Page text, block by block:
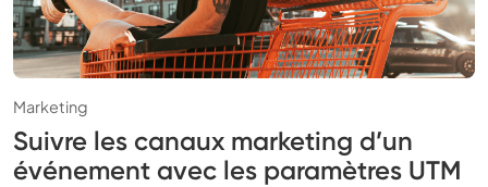
Marketing
Suivre les canaux marketing d’un
événement avec les paramètres UTM